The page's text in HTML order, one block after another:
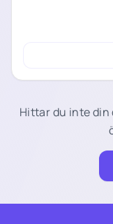
Hittar du inte din